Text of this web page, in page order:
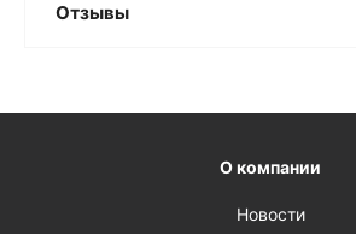
Отзывы
О компании
Новости